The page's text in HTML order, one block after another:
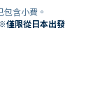
含小費。
僅限從日本出發